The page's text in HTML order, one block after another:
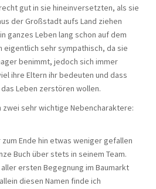
gut in sie hineinversetzten, als sie
der Großstadt aufs Land ziehen
ganzes Leben lang schon auf dem
eigentlich sehr sympathisch, da sie
benimmt, jedoch sich immer
ihre Eltern ihr bedeuten und dass
Leben zerstören wollen.
zwei sehr wichtige Nebencharaktere:
zum Ende hin etwas weniger gefallen
Buch über stets in seinem Team.
ersten Begegnung im Baumarkt
diesen Namen finde ich